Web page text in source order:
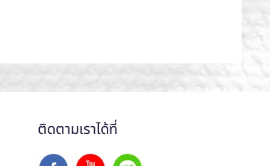
ติดตามเราได้ที่